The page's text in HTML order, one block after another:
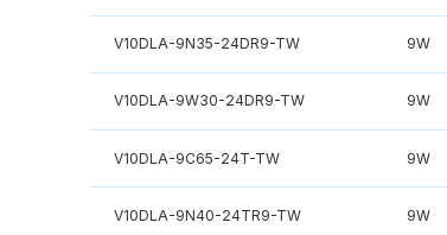
V10DLA-9N35-24DR9-TW 9W
V10DLA-9W30-24DR9-TW 9W
V10DLA-9C65-24T-TW 9W
V10DLA-9N40-24TR9-TW 9W